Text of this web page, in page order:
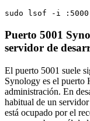
sudo lsof -i :5000
Puerto 5001
servidor de
El puerto 5001 suele
Synology es el puerto
administración. En
habitual de un
está ocupado por el